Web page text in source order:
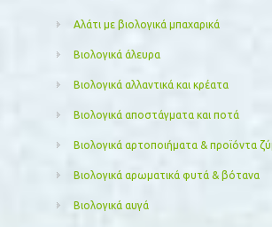
Αλάτι με βιολογικά μπαχαρικά
Βιολογικά άλευρα
Βιολογικά αλλαντικά και κρέατα
Βιολογικά αποστάγματα και ποτά
Βιολογικά αρτοποιήματα & προϊόντα
Βιολογικά αρωματικά φυτά & βότανα
Βιολογικά αυγά